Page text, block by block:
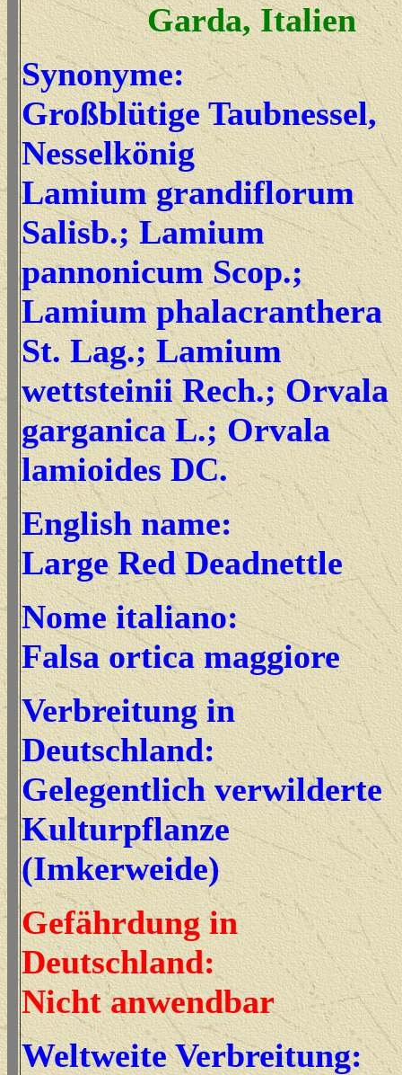
Garda, Italien
Synonyme:
Großblütige Taubnessel,
Nesselkönig
Lamium grandiflorum
Salisb.; Lamium
pannonicum Scop.;
Lamium phalacranthera
St. Lag.; Lamium
wettsteinii Rech.; Orvala
garganica L.; Orvala
lamioides DC.
English name:
Large Red Deadnettle
Nome italiano:
Falsa ortica maggiore
Verbreitung in
Deutschland:
Gelegentlich verwilderte
Kulturpflanze
(Imkerweide)
Gefährdung in
Deutschland:
Nicht anwendbar
Weltweite Verbreitung: